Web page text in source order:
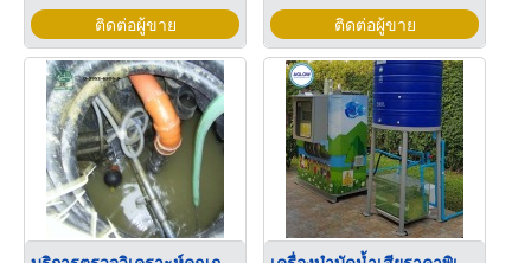
ติดต่อผู้ขาย ติดต่อผู้ขาย